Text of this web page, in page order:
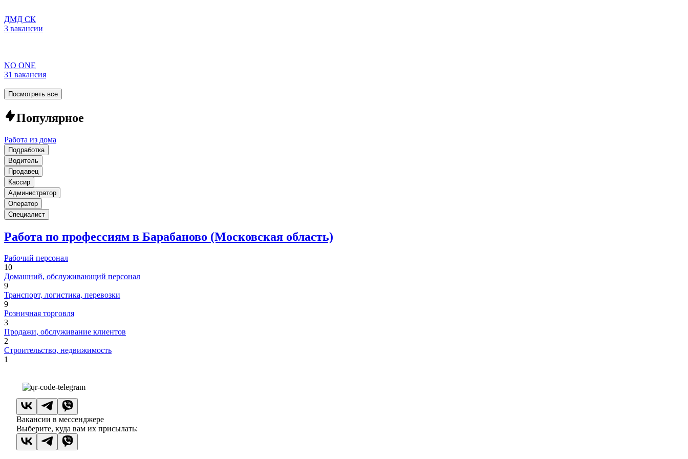
ДМД СК
3 вакансии
NO ONE
31 вакансия
Посмотреть все
Популярное
Работа из дома
Подработка
Водитель
Продавец
Кассир
Администратор
Оператор
Специалист
Работа по профессиям в Барабаново (Московская область)
Рабочий персонал
10
Домашний, обслуживающий персонал
9
Транспорт, логистика, перевозки
9
Розничная торговля
3
Продажи, обслуживание клиентов
2
Строительство, недвижимость
1
Вакансии в мессенджере
Выберите, куда вам их присылать: